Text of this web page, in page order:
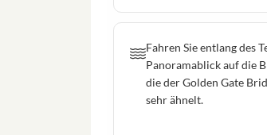
Fahren Sie entlang des
Panoramablick auf die
die der Golden Gate
sehr ähnelt.